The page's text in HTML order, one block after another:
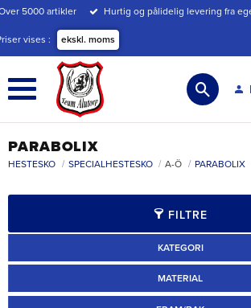
Menu
5000 artikler Hurtig og pålidelig levering fra
vises ekskl. moms
PARABOLIX
HESTESKO SPECIALHESTESKO A-Ö PARABOLIX
FILTRE
KATEGORI
MATERIAL